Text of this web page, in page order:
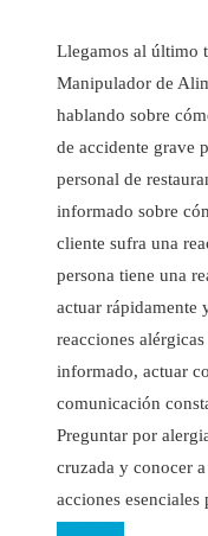
Llegamos al último
Manipulador de
hablando sobre
de accidente grave
personal de
informado sobre
cliente sufra una
persona tiene una
actuar rápidamente
reacciones
informado, actuar
comunicación
Preguntar por
cruzada y conocer
acciones